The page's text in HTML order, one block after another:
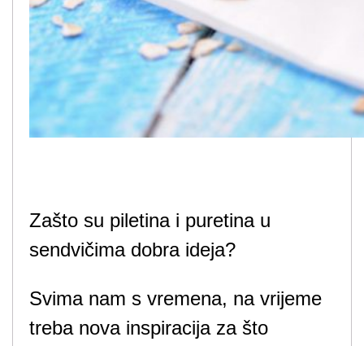
Zašto su piletina i puretina u
sendvičima dobra ideja?
Svima nam s vremena, na vrijeme
treba nova inspiracija za što